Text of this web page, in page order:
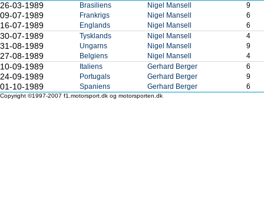
26-03-1989 Brasiliens Nigel Mansell 9
09-07-1989 Frankrigs Nigel Mansell 6
16-07-1989 Englands Nigel Mansell 6
30-07-1989 Tysklands Nigel Mansell 4
31-08-1989 Ungarns Nigel Mansell 9
27-08-1989 Belgiens Nigel Mansell 4
10-09-1989 Italiens Gerhard Berger 6
24-09-1989 Portugals Gerhard Berger 9
01-10-1989 Spaniens Gerhard Berger 6
Copyright ©1997-2007 f1.motorsport.dk og motorsporten.dk